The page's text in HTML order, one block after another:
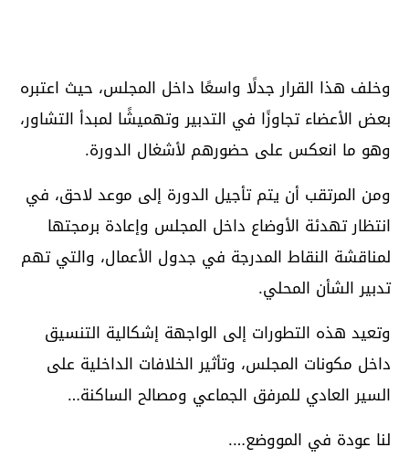
وخلف هذا القرار جدلًا واسعًا داخل المجلس، حيث اعتبره
بعض الأعضاء تجاوزًا في التدبير وتهميشًا لمبدأ التشاور،
وهو ما انعكس على حضورهم لأشغال الدورة.
ومن المرتقب أن يتم تأجيل الدورة إلى موعد لاحق، في
انتظار تهدئة الأوضاع داخل المجلس وإعادة برمجتها
لمناقشة النقاط المدرجة في جدول الأعمال، والتي تهم
تدبير الشأن المحلي.
وتعيد هذه التطورات إلى الواجهة إشكالية التنسيق
داخل مكونات المجلس، وتأثير الخلافات الداخلية على
السير العادي للمرفق الجماعي ومصالح الساكنة…
لنا عودة في المووضع….